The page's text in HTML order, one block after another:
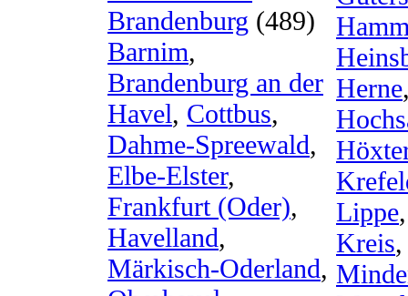
Brandenburg (489)
Barnim,
Brandenburg an der
Havel, Cottbus,
Dahme-Spreewald,
Elbe-Elster,
Frankfurt (Oder),
Havelland,
Märkisch-Oderland,
Herne
Lippe
Kreis